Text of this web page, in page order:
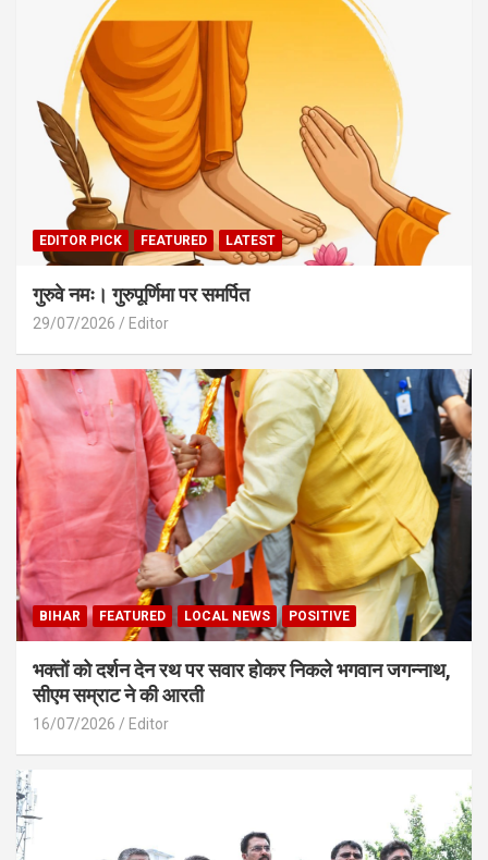
EDITOR PICK FEATURED LATEST
गुरुवे नमः। गुरुपूर्णिमा पर समर्पित
29/07/2026 Editor
BIHAR FEATURED LOCAL NEWS POSITIVE
भक्तों को दर्शन देन रथ पर सवार होकर निकले भगवान जगन्नाथ,
सीएम सम्राट ने की आरती
16/07/2026 Editor